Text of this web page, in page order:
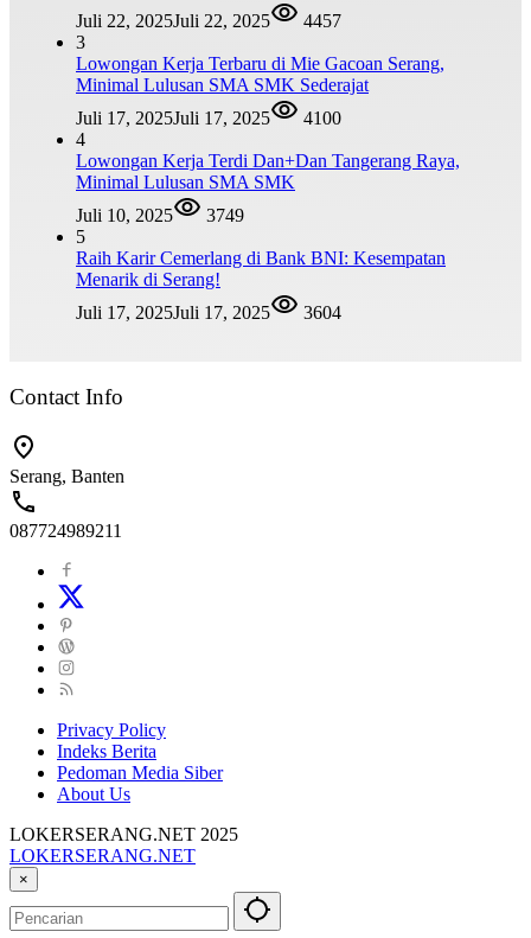
Juli 22, 2025Juli 22, 2025
4457
3
Lowongan Kerja Terbaru di Mie Gacoan Serang,
Minimal Lulusan SMA SMK Sederajat
Juli 17, 2025Juli 17, 2025
4100
4
Lowongan Kerja Terdi Dan+Dan Tangerang Raya,
Minimal Lulusan SMA SMK
Juli 10, 2025
3749
5
Raih Karir Cemerlang di Bank BNI: Kesempatan
Menarik di Serang!
Juli 17, 2025Juli 17, 2025 3604
Contact Info
Serang, Banten
087724989211
Privacy Policy
Indeks Berita
Pedoman Media Siber
About Us
LOKERSERANG.NET 2025
LOKERSERANG.NET
Info
Lowongan
Kerja
×